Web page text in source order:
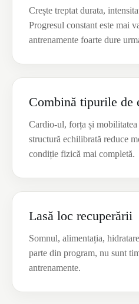
Crește treptat durata,
Progresul constant este mai
antrenamente foarte dure
Combină tipurile de
Cardio-ul, forța și mobilitatea
structură echilibrată reduce
condiție fizică mai completă.
Lasă loc recuperării
Somnul, alimentația,
parte din program, nu sunt
antrenamente.